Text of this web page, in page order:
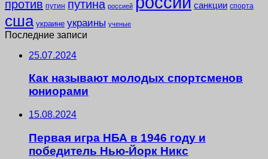
против путин путина россией санкции спорта
сша украине украины ученые
Последние записи
25.07.2024
Как называют молодых спортсменов
юниорами
15.08.2024
Первая игра НБА в 1946 году и
победитель Нью-Йорк Никс